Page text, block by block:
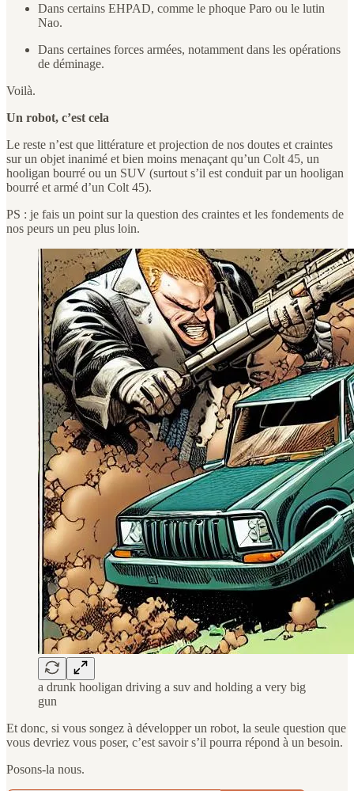
Dans certains EHPAD, comme le phoque Paro ou le lutin
Nao.
Dans certaines forces armées, notamment dans les opérations
de déminage.
Voilà.
Un robot, c’est cela
Le reste n’est que littérature et projection de nos doutes et craintes
sur un objet inanimé et bien moins menaçant qu’un Colt 45, un
hooligan bourré ou un SUV (surtout s’il est conduit par un hooligan
bourré et armé d’un Colt 45).
PS : je fais un point sur la question des craintes et les fondements de
nos peurs un peu plus loin.
a drunk hooligan driving a suv and holding a very big
gun
Et donc, si vous songez à développer un robot, la seule question que
vous devriez vous poser, c’est savoir s’il pourra répond à un besoin.
Posons-la nous.